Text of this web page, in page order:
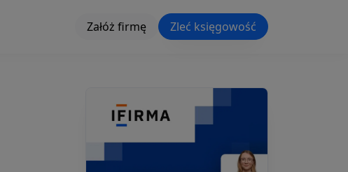
Załóż firmę Zleć księgowość